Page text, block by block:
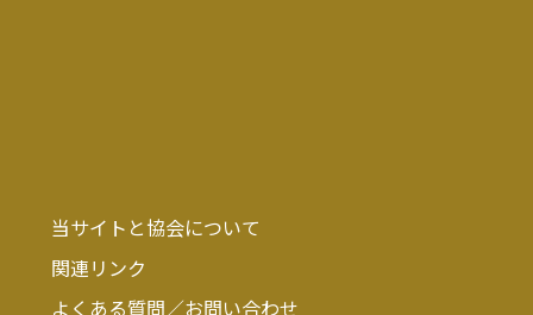
当サイトと協会について
関連リンク
よくある質問／お問い合わせ